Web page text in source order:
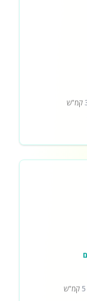
קמ"ש
5 קמ"ש